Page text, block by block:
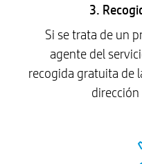
3.
Si se trata de un
agente del
recogida gratuita de
dirección